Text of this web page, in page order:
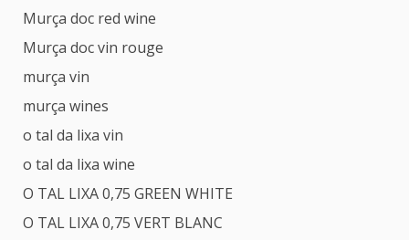
Murça doc red wine
Murça doc vin rouge
murça vin
murça wines
o tal da lixa vin
o tal da lixa wine
O TAL LIXA 0,75 GREEN WHITE
O TAL LIXA 0,75 VERT BLANC